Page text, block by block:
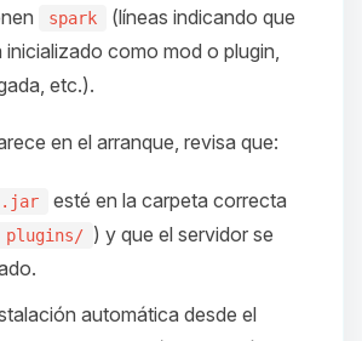
spark
(líneas indicando que
inicializado como mod o plugin,
etc.).
en el arranque, revisa que:
.jar
esté en la carpeta correcta
plugins/ ) y que el servidor se
automática desde el
fin alguien con quien